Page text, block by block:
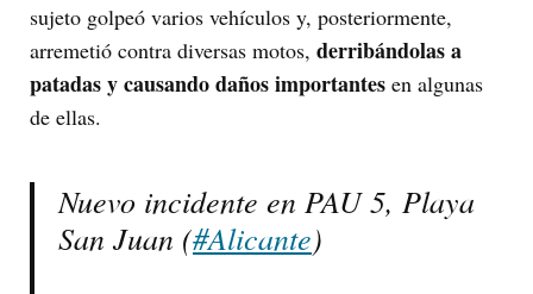
sujeto golpeó varios vehículos y, posteriormente,
arremetió contra diversas motos, derribándolas a
patadas y causando daños importantes en algunas
de ellas.
Nuevo incidente en PAU 5, Playa
San Juan (#Alicante)